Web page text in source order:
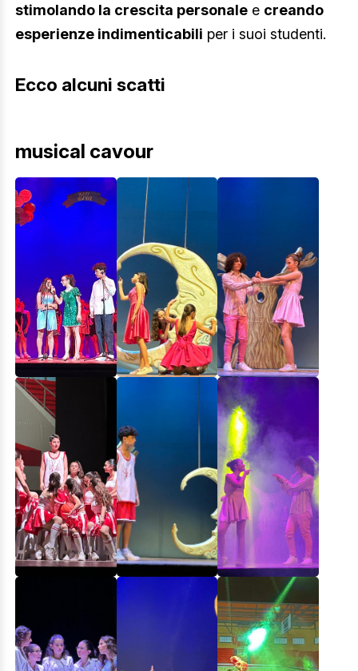
stimolando la crescita personale e creando
esperienze indimenticabili per i suoi studenti.
Ecco alcuni scatti
musical cavour